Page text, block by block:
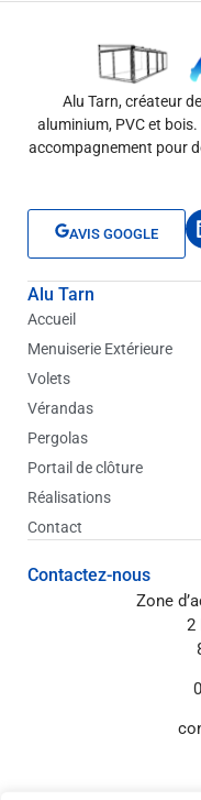
Alu Tarn, créateur
aluminium, PVC et
accompagnement pour
AVIS GOOGLE
Alu Tarn
Accueil
Menuiserie Extérieure
Volets
Vérandas
Pergolas
Portail de clôture
Réalisations
Contact
Contactez-nous
Zone
2